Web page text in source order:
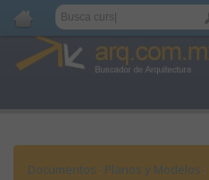
Documentos : Planos y Modelos :